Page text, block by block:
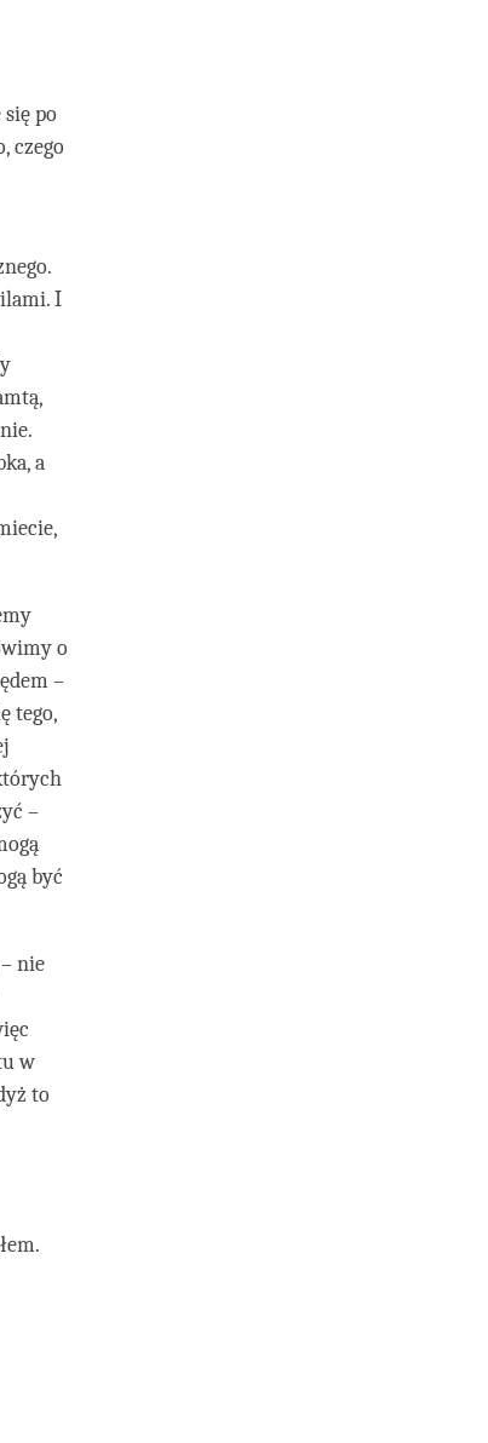
po
czego
I
a
o
–
tego,
–
być
nie
w
to